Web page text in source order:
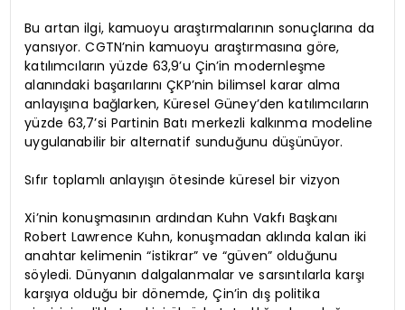
Bu artan ilgi, kamuoyu araştırmalarının sonuçlarına da
yansıyor. CGTN’nin kamuoyu araştırmasına göre,
katılımcıların yüzde 63,9’u Çin’in modernleşme
alanındaki başarılarını ÇKP’nin bilimsel karar alma
anlayışına bağlarken, Küresel Güney’den katılımcıların
yüzde 63,7’si Partinin Batı merkezli kalkınma modeline
uygulanabilir bir alternatif sunduğunu düşünüyor.
Sıfır toplamlı anlayışın ötesinde küresel bir vizyon
Xi’nin konuşmasının ardından Kuhn Vakfı Başkanı
Robert Lawrence Kuhn, konuşmadan aklında kalan iki
anahtar kelimenin “istikrar” ve “güven” olduğunu
söyledi. Dünyanın dalgalanmalar ve sarsıntılarla karşı
karşıya olduğu bir dönemde, Çin’in dış politika